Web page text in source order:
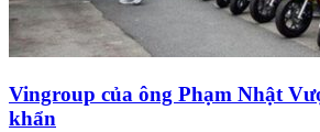
Vingroup của ông Phạm Nhật
khẩn